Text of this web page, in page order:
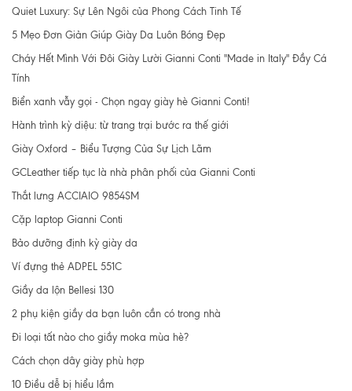
Quiet Luxury: Sự Lên Ngôi của Phong Cách Tinh Tế
5 Mẹo Đơn Giản Giúp Giày Da Luôn Bóng Đẹp
Cháy Hết Mình Với Đôi Giày Lười Gianni Conti "Made in Italy" Đầy Cá
Tính
Biển xanh vẫy gọi - Chọn ngay giày hè Gianni Conti!
Hành trình kỳ diệu: từ trang trại bước ra thế giới
Giày Oxford – Biểu Tượng Của Sự Lịch Lãm
GCLeather tiếp tục là nhà phân phối của Gianni Conti
Thắt lưng ACCIAIO 9854SM
Cặp laptop Gianni Conti
Bảo dưỡng định kỳ giày da
Ví đựng thẻ ADPEL 551C
Giầy da lộn Bellesi 130
2 phụ kiện giầy da bạn luôn cần có trong nhà
Đi loại tất nào cho giầy moka mùa hè?
Cách chọn dây giày phù hợp
10 Điều dễ bị hiểu lầm